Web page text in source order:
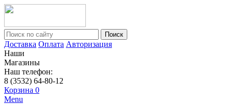
Поиск
Доставка Оплата Авторизация
Наши
Магазины
Наш телефон:
8 (3532) 64-80-12
Корзина 0
Menu